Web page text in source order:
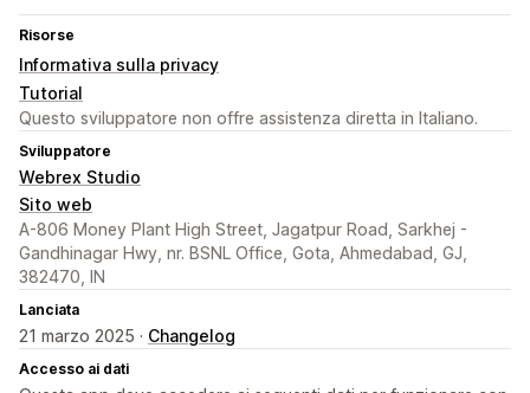
Risorse
Informativa sulla privacy
Tutorial
Questo sviluppatore non offre assistenza diretta in Italiano.
Sviluppatore
Webrex Studio
Sito web
A-806 Money Plant High Street, Jagatpur Road, Sarkhej -
Gandhinagar Hwy, nr. BSNL Office, Gota, Ahmedabad, GJ,
382470, IN
Lanciata
21 marzo 2025 · Changelog
Accesso ai dati